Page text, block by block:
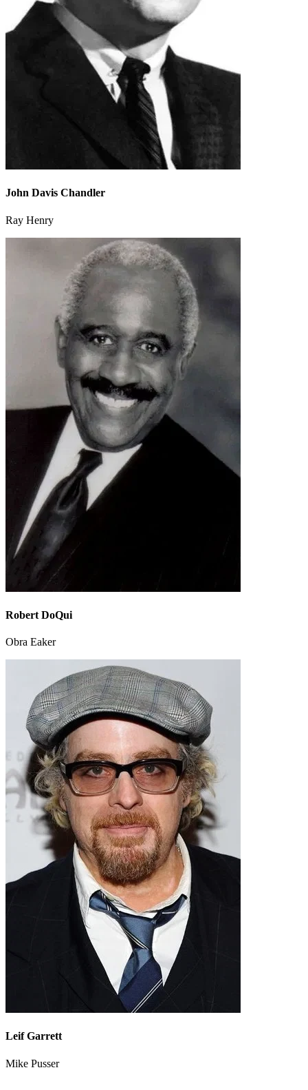
John Davis Chandler
Ray Henry
Robert DoQui
Obra Eaker
Leif Garrett
Mike Pusser